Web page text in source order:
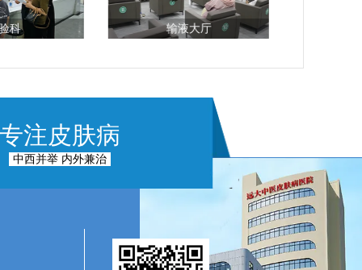
科 输液大厅
专注皮肤病
中西并举 内外兼治